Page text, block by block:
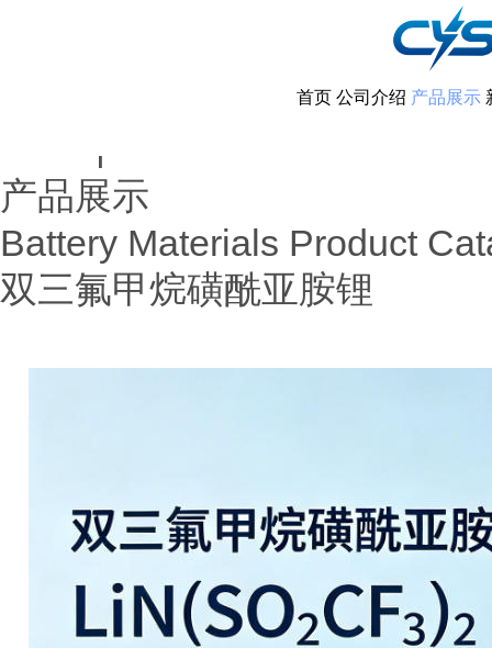
首页 公司介绍 产品展示
|
产品展示
Battery Materials Product
双三氟甲烷磺酰亚胺锂